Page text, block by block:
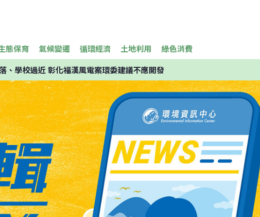
態保育 氣候變遷 循環經濟 土地利用 綠色消費
、學校過近 彰化福漢風電案環委建議不應開發